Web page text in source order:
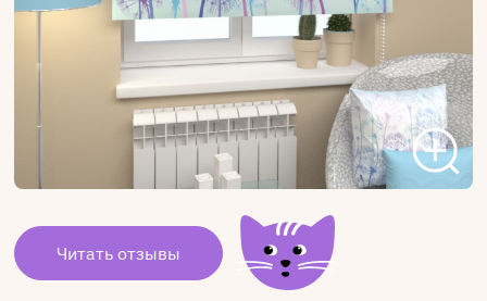
Читать отзывы